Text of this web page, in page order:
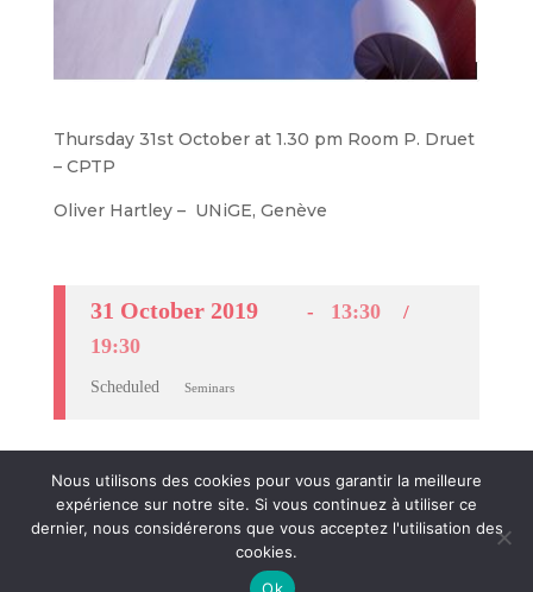
Thursday 31st October at 1.30 pm Room P. Druet
– CPTP
Oliver Hartley – UNiGE, Genève
31 October 2019
13:30
19:30
Scheduled Seminars
Crédits et mentions légales- © Agences
Nous utilisons des cookies pour vous garantir la meilleure
expérience sur notre site. Si vous continuez à utiliser ce
dernier, nous considérerons que vous acceptez l'utilisation des
cookies.
Ok